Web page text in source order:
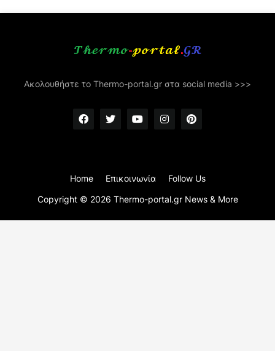
Ακολουθήστε το Thermo-portal.gr στα social media >>>
Copyright © 2026 Thermo-portal.gr News & More
Home Επικοινωνία Follow Us